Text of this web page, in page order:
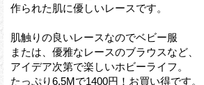
作られた肌に優しいレースです。
肌触りの良いレースなのでベビー服
または、優雅なレースのブラウスなど、
アイデア次第で楽しいホビーライフ。
たっぷり6.5Mで1400円！お買い得です。